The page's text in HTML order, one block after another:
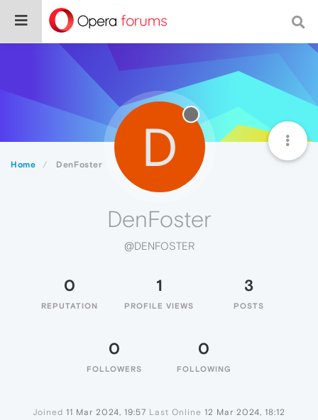
Home DenFoster D
DenFoster
@DENFOSTER
0
REPUTATION
1
PROFILE VIEWS
3
POSTS
0
FOLLOWERS
0
FOLLOWING
Joined 11 Mar 2024, 19:57 Last Online 12 Mar 2024, 18:12